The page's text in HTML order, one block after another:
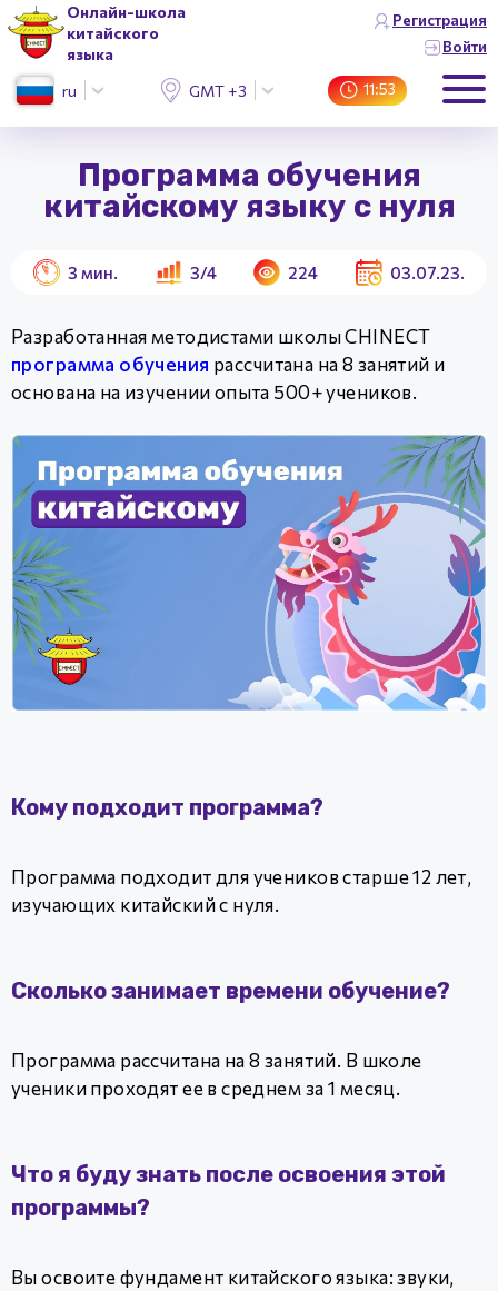
Онлайн-школа
китайского
языка
Регистрация
Войти
ru GMT +3 (Москва) 11:53
Программа обучения
китайскому языку с нуля
3 мин. 3/4 224 03.07.23.
Разработанная методистами школы CHINECT
программа обучения рассчитана на 8 занятий и
основана на изучении опыта 500+ учеников.
Кому подходит программа?
Программа подходит для учеников старше 12 лет,
изучающих китайский с нуля.
Сколько занимает времени обучение?
Программа рассчитана на 8 занятий. В школе
ученики проходят ее в среднем за 1 месяц.
Что я буду знать после освоения этой
программы?
Вы освоите фундамент китайского языка: звуки,